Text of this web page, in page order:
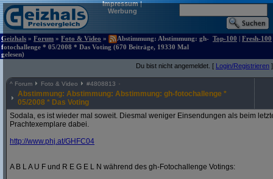
Impressum|
Werbung
Geizhals » Forum » Foto & Video »
Abstimmung: Abstimmung: gh-
fotochallenge * 05/2008 * Das Voting (670 Beiträge, 19330 Mal
gelesen)
Top-100 | Fresh-100
Du bist nicht angemeldet. [ Login/Registrieren ]
^ Forum Foto & Video #4808813
Abstimmung: Abstimmung: Abstimmung: gh-fotochallenge *
05/2008 * Das Voting
Sodala, es ist wieder mal soweit. Diesmal weniger Einsendungen als beim
Prachtexemplare dabei.
http://www.phj.at/GHFC04
A B L A U F und R E G E L N während des gh-Fotochallenge Votings: